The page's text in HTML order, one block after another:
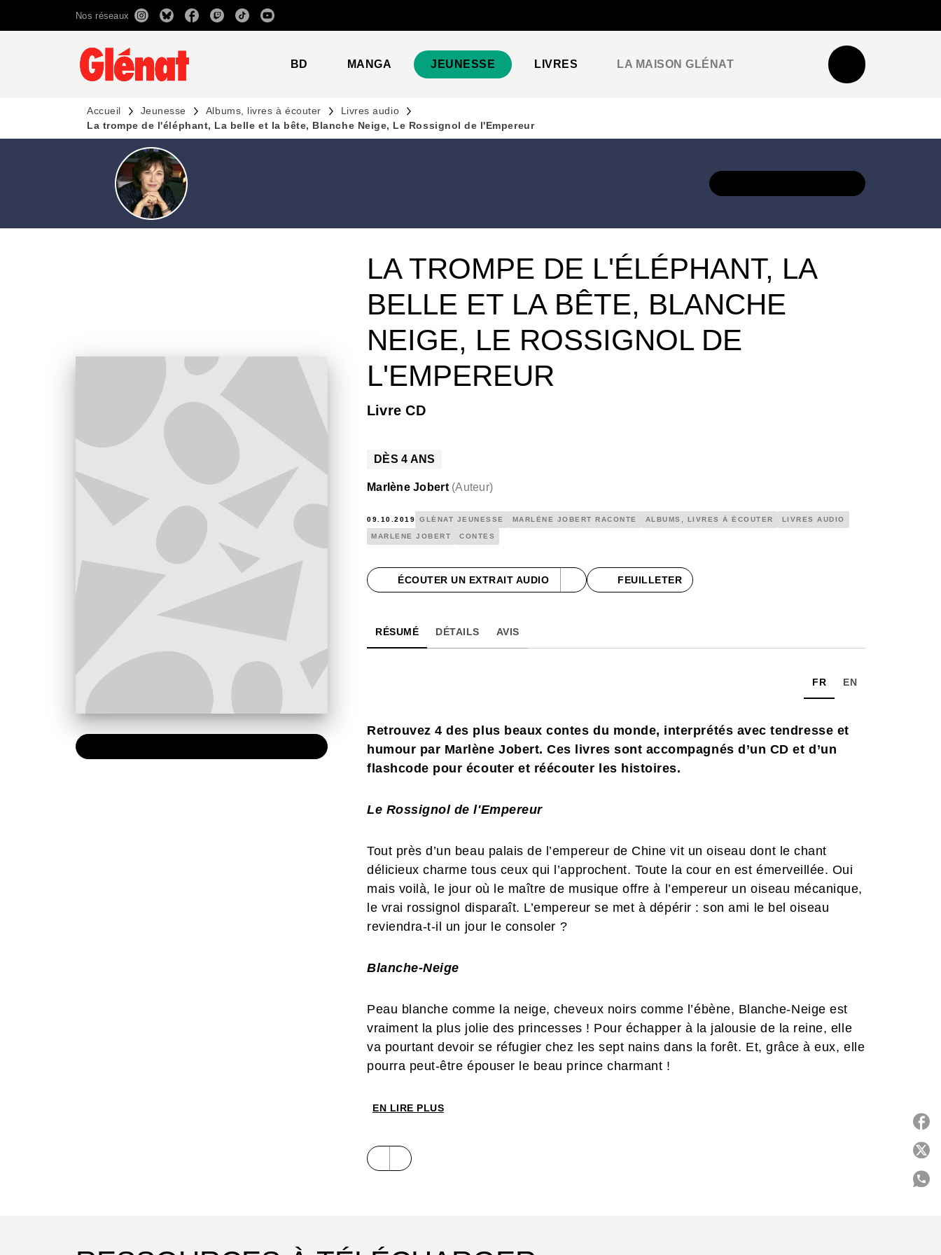
RECHERCHE CONTENU
Nos réseaux
BD MANGA JEUNESSE LIVRES LA MAISON GLÉNAT
Accueil Jeunesse Albums, livres à écouter
Livres audio
La trompe de l'éléphant, La belle et la bête, Blanche Neige, Le Rossignol de l'Empereur
LA TROMPE DE L'ÉLÉPHANT, LA
BELLE ET LA BÊTE, BLANCHE
NEIGE, LE ROSSIGNOL DE
L'EMPEREUR
Livre CD
DÈS4 ANS
Marlène Jobert (Auteur)
09.10.2019 GLÉNAT JEUNESSE MARLÈNE JOBERT RACONTE ALBUMS, LIVRES À ÉCOUTER LIVRES AUDIO
MARLENE JOBERT CONTES
ÉCOUTER UN EXTRAIT AUDIO FEUILLETER
RÉSUMÉ DÉTAILS AVIS
FR EN
Retrouvez 4 des plus beaux contes du monde, interprétés avec tendresse et
humour par Marlène Jobert. Ces livres sont accompagnés d’un CD et d’un
flashcode pour écouter et réécouter les histoires.
Le Rossignol de l'Empereur
Tout près d’un beau palais de l’empereur de Chine vit un oiseau dont le chant
délicieux charme tous ceux qui l’approchent. Toute la cour en est émerveillée. Oui
mais voilà, le jour où le maître de musique offre à l’empereur un oiseau mécanique,
le vrai rossignol disparaît. L’empereur se met à dépérir : son ami le bel oiseau
reviendra-t-il un jour le consoler ?
Blanche-Neige
Peau blanche comme la neige, cheveux noirs comme l’ébène, Blanche-Neige est
vraiment la plus jolie des princesses ! Pour échapper à la jalousie de la reine, elle
va pourtant devoir se réfugier chez les sept nains dans la forêt. Et, grâce à eux, elle
pourra peut-être épouser le beau prince charmant !
La Belle et la Bête
Comment une aussi jolie jeune fille que la Belle pourrait-elle aimer cette horrible
Bête ? Car, pour sauver son père imprudent qui lui a volé des roses, la voilà
La Trompe de l'éléphant
EN LIRE PLUS